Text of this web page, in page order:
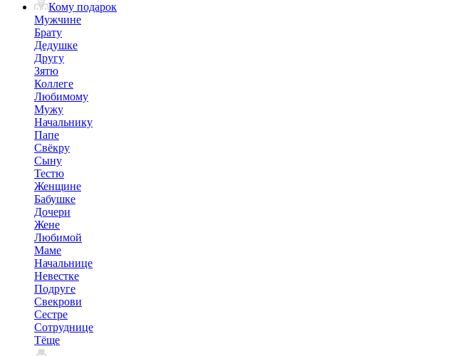
Кому подарок
Мужчине
Брату
Дедушке
Другу
Зятю
Коллеге
Любимому
Мужу
Начальнику
Папе
Свёкру
Сыну
Тестю
Женщине
Бабушке
Дочери
Жене
Любимой
Маме
Начальнице
Невестке
Подруге
Свекрови
Сестре
Сотруднице
Тёще